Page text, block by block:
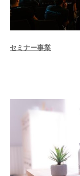
セミナー事業